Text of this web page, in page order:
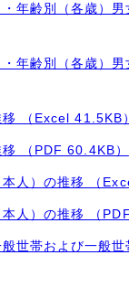
年齢別（各歳）
年齢別（各歳）
（Excel 41.5KB）
（PDF 60.4KB）
人）の推移 （
人）の推移 （
世帯および一般